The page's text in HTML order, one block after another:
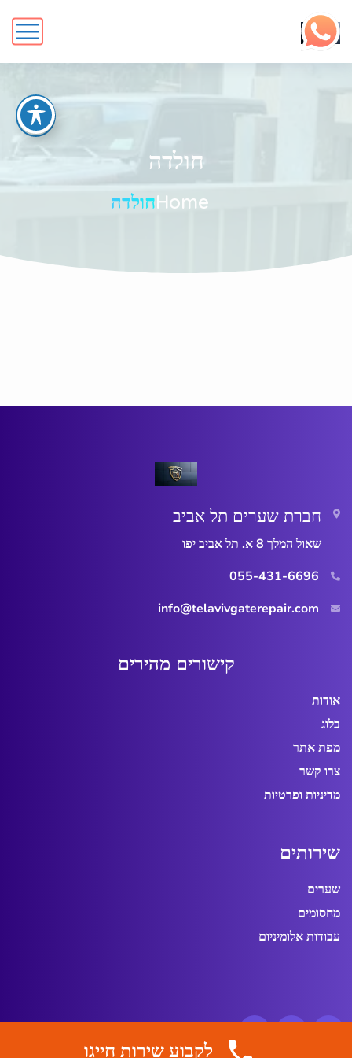
חולדה
Homeחולדה
חברת שערים תל אביב
שאול המלך 8 א. תל אביב יפו
055-431-6696
info@telavivgaterepair.com
קישורים מהירים
אודות
בלוג
מפת אתר
צרו קשר
מדיניות ופרטיות
שירותים
שערים
מחסומים
עבודות אלומיניום
לקבוע שירות חייגו